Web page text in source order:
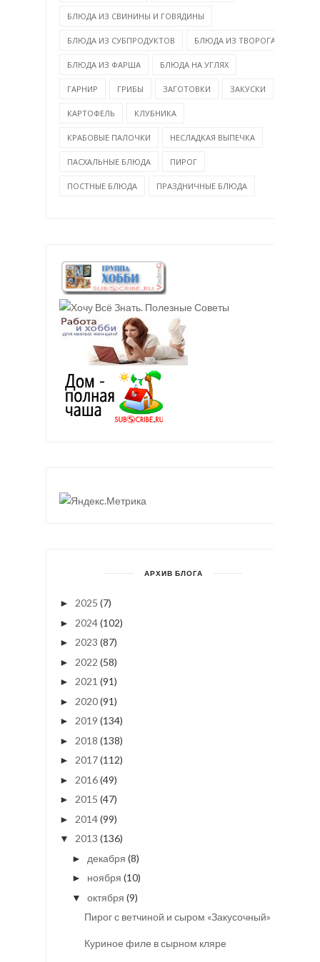
БЛЮДА ИЗ СВИНИНЫ И ГОВЯДИНЫ
БЛЮДА ИЗ СУБПРОДУКТОВ БЛЮДА ИЗ ТВОРОГА
БЛЮДА ИЗ ФАРША БЛЮДА НА УГЛЯХ
ГАРНИР ГРИБЫ ЗАГОТОВКИ ЗАКУСКИ
КАРТОФЕЛЬ КЛУБНИКА
КРАБОВЫЕ ПАЛОЧКИ НЕСЛАДКАЯ ВЫПЕЧКА
ПАСХАЛЬНЫЕ БЛЮДА ПИРОГ
ПОСТНЫЕ БЛЮДА ПРАЗДНИЧНЫЕ БЛЮДА
АРХИВ БЛОГА
► 2025 (7)
► 2024(102)
► 2023 (87)
► 2022 (58)
► 2021 (91)
► 2020(91)
► 2019 (134)
► 2018 (138)
► 2017(112)
► 2016(49)
► 2015 (47)
► 2014(99)
▼ 2013 (136)
► декабря (8)
► ноября (10)
▼ октября (9)
Пирог с ветчиной и сыром «Закусочный»
Куриное филе в сырном кляре